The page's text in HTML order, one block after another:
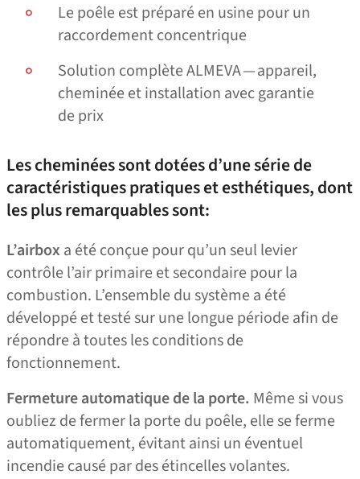
Le poêle est préparé en usine pour un
raccordement concentrique
Solution complète ALMEVA — appareil,
cheminée et installation avec garantie
de prix
Les cheminées sont dotées d’une série de
caractéristiques pratiques et esthétiques, dont
les plus remarquables sont:
L’airbox a été conçue pour qu’un seul levier
contrôle l’air primaire et secondaire pour la
combustion. L’ensemble du système a été
développé et testé sur une longue période afin de
répondre à toutes les conditions de
fonctionnement.
Fermeture automatique de la porte. Même si vous
oubliez de fermer la porte du poêle, elle se ferme
automatiquement, évitant ainsi un éventuel
incendie causé par des étincelles volantes.